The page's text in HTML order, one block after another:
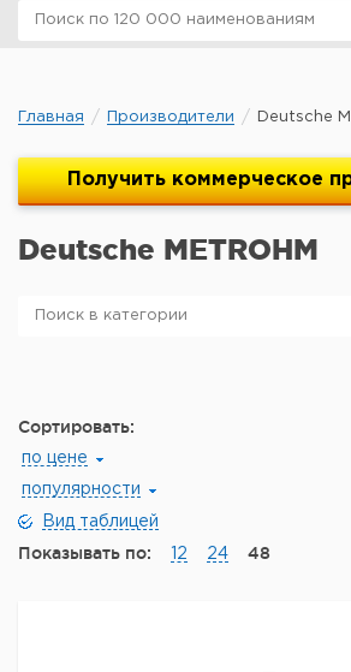
Главная Производители Deutsche
Получить коммерческое
Deutsche METROHM
Сортировать:
по цене
популярности
Вид таблицей
Показывать по: 12 24 48